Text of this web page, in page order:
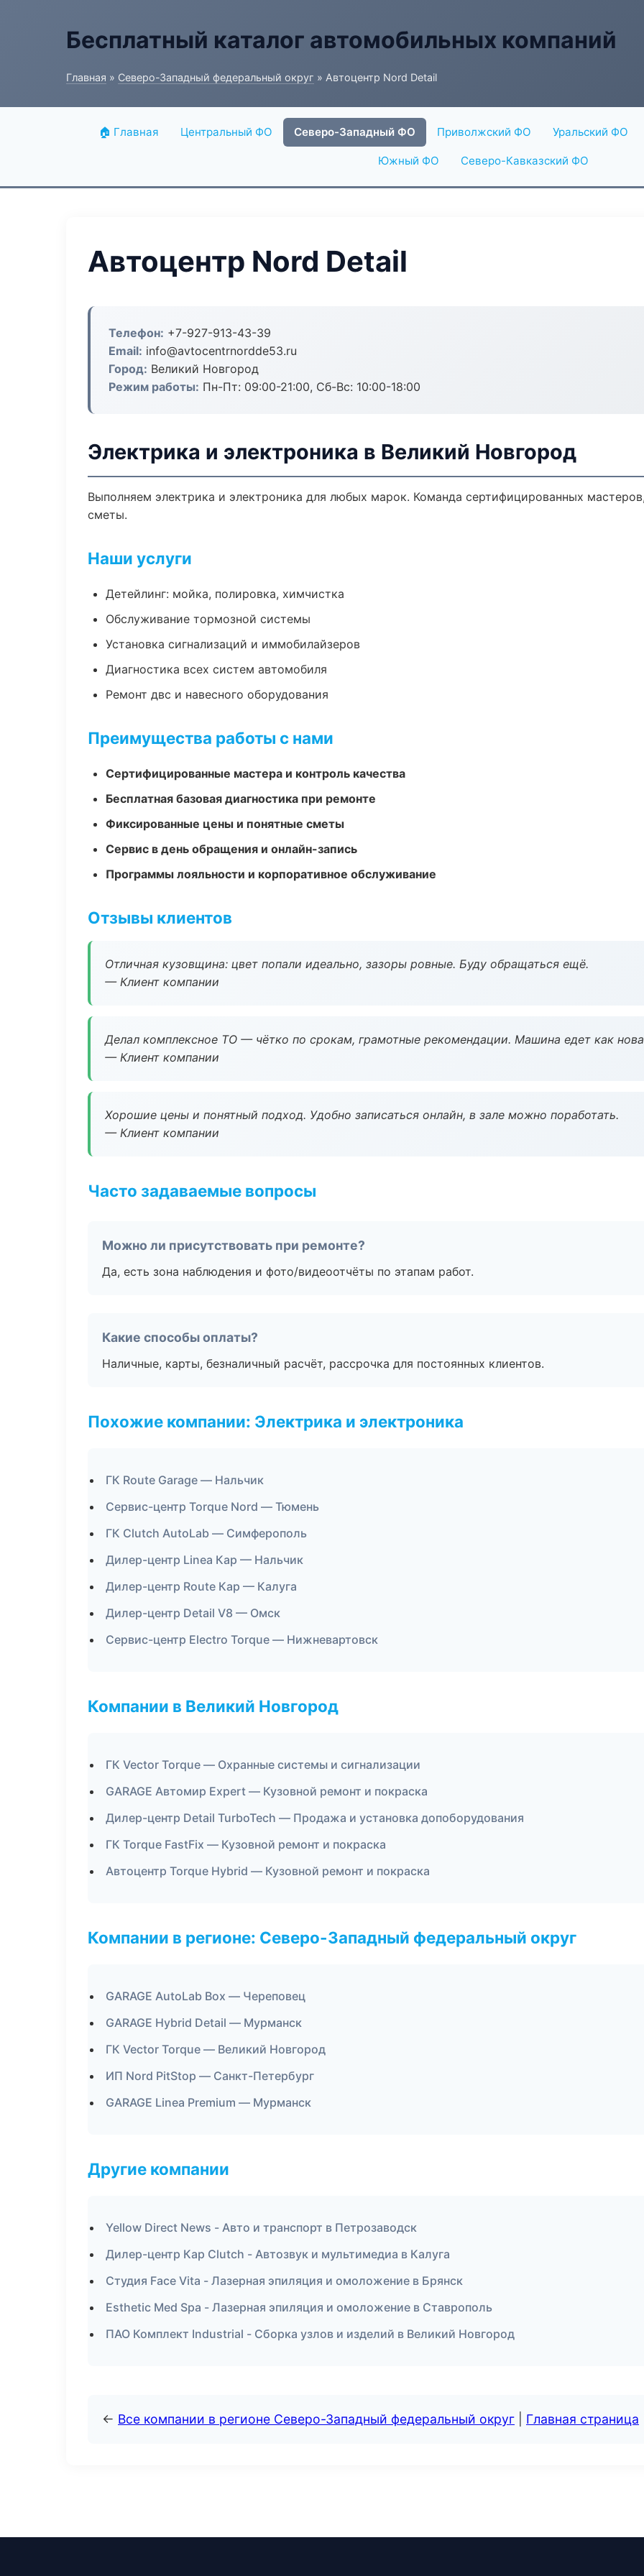
Бесплатный каталог автомобильных компаний
Главная » Северо-Западный федеральный округ » Автоцентр Nord Detail
🏠 Главная Центральный ФО Северо-Западный ФО Приволжский ФО Уральский ФО
Южный ФО Северо-Кавказский ФО
Автоцентр Nord Detail
Телефон: +7-927-913-43-39
Email: info@avtocentrnordde53.ru
Город: Великий Новгород
Режим работы: Пн-Пт: 09:00-21:00, Сб-Вс: 10:00-18:00
Электрика и электроника в Великий Новгород
Выполняем электрика и электроника для любых марок. Команда сертифицированных
сметы.
Наши услуги
Детейлинг: мойка, полировка, химчистка
Обслуживание тормозной системы
Установка сигнализаций и иммобилайзеров
Диагностика всех систем автомобиля
Ремонт двс и навесного оборудования
Преимущества работы с нами
Сертифицированные мастера и контроль качества
Бесплатная базовая диагностика при ремонте
Фиксированные цены и понятные сметы
Сервис в день обращения и онлайн-запись
Программы лояльности и корпоративное обслуживание
Отзывы клиентов
Отличная кузовщина: цвет попали идеально, зазоры ровные. Буду обращаться ещё.
— Клиент компании
Делал комплексное ТО — чётко по срокам, грамотные рекомендации. Машина едет как
— Клиент компании
Хорошие цены и понятный подход. Удобно записаться онлайн, в зале можно поработать.
— Клиент компании
Часто задаваемые вопросы
Можно ли присутствовать при ремонте?
Да, есть зона наблюдения и фото/видеоотчёты по этапам работ.
Какие способы оплаты?
Наличные, карты, безналичный расчёт, рассрочка для постоянных клиентов.
Похожие компании: Электрика и электроника
ГК Route Garage — Нальчик
Сервис-центр Torque Nord — Тюмень
ГК Clutch AutoLab — Симферополь
Дилер-центр Linea Кар — Нальчик
Дилер-центр Route Кар — Калуга
Дилер-центр Detail V8 — Омск
Сервис-центр Electro Torque — Нижневартовск
Компании в Великий Новгород
ГК Vector Torque — Охранные системы и сигнализации
GARAGE Автомир Expert — Кузовной ремонт и покраска
Дилер-центр Detail TurboTech — Продажа и установка допоборудования
ГК Torque FastFix — Кузовной ремонт и покраска
Автоцентр Torque Hybrid — Кузовной ремонт и покраска
Компании в регионе: Северо-Западный федеральный округ
GARAGE AutoLab Box — Череповец
GARAGE Hybrid Detail — Мурманск
ГК Vector Torque — Великий Новгород
ИП Nord PitStop — Санкт-Петербург
GARAGE Linea Premium — Мурманск
Другие компании
Yellow Direct News - Авто и транспорт в Петрозаводск
Дилер-центр Кар Clutch - Автозвук и мультимедиа в Калуга
Студия Face Vita - Лазерная эпиляция и омоложение в Брянск
Esthetic Med Spa - Лазерная эпиляция и омоложение в Ставрополь
ПАО Комплект Industrial - Сборка узлов и изделий в Великий Новгород
← Все компании в регионе Северо-Западный федеральный округ Главная страница